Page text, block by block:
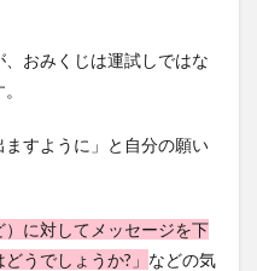
おみくじは運試しではな
すように」と自分の願い
）に対してメッセージを下
うでしょうか?」 などの気